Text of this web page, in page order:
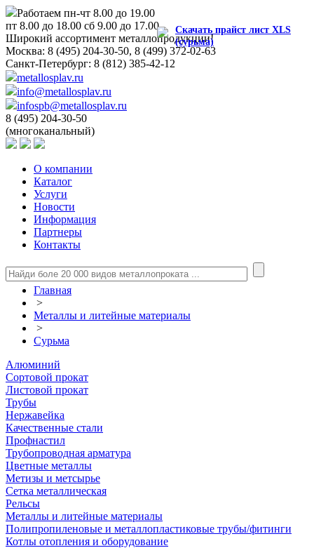
Работаем пн-чт 8.00 до 19.00
пт 8.00 до 18.00 сб 9.00 до 17.00
Широкий ассортимент металлопродукции!
Москва: 8 (495) 204-30-50, 8 (499) 372-02-63
Санкт-Петербург: 8 (812) 385-42-12
metallosplav.ru
info@metallosplav.ru
infospb@metallosplav.ru
8 (495) 204-30-50
(многоканальный)
О компании
Каталог
Услуги
Новости
Информация
Партнеры
Контакты
Главная
>
Металлы и литейные материалы
>
Сурьма
Алюминий
Сортовой прокат
Листовой прокат
Трубы
Нержавейка
Качественные стали
Профнастил
Трубопроводная арматура
Цветные металлы
Метизы и метсырье
Сетка металлическая
Рельсы
Металлы и литейные материалы
Полипропиленовые и металлопластиковые трубы/фитинги
Котлы отопления и оборудование
Скачать прайст лист XLS
(сурьма)